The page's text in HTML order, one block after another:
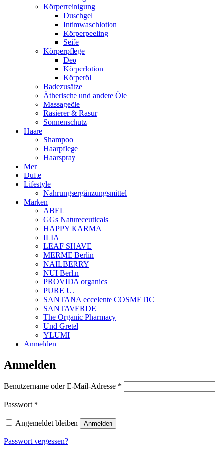
Körperreinigung
Duschgel
Intimwaschlotion
Körperpeeling
Seife
Körperpflege
Deo
Körperlotion
Körperöl
Badezusätze
Ätherische und andere Öle
Massageöle
Rasierer & Rasur
Sonnenschutz
Haare
Shampoo
Haarpflege
Haarspray
Men
Düfte
Lifestyle
Nahrungsergänzungsmittel
Marken
ABEL
GGs Natureceuticals
HAPPY KARMA
ILIA
LEAF SHAVE
MERME Berlin
NAILBERRY
NUI Berlin
PROVIDA organics
PURE U.
SANTANA eccelente COSMETIC
SANTAVERDE
The Organic Pharmacy
Und Gretel
YLUMI
Anmelden
Anmelden
Benutzername oder E-Mail-Adresse *
Passwort *
Angemeldet bleiben Anmelden
Passwort vergessen?